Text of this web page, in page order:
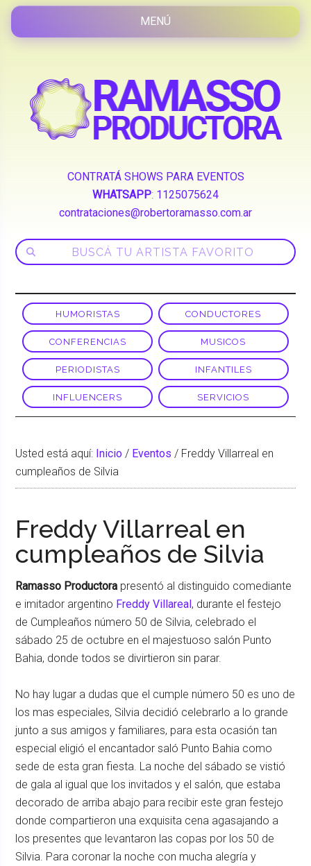
CONTRATÁ SHOWS PARA EVENTOS
WHATSAPP: 1125075624
contrataciones@robertoramasso.com.ar
HUMORISTAS CONDUCTORES
CONFERENCIAS MUSICOS
PERIODISTAS INFANTILES
INFLUENCERS SERVICIOS
Usted está aquí: Inicio / Eventos / Freddy Villarreal en
cumpleaños de Silvia
Freddy Villarreal en
cumpleaños de Silvia
Ramasso Productora presentó al distinguido comediante
e imitador argentino Freddy Villareal, durante el festejo
de Cumpleaños número 50 de Silvia, celebrado el
sábado 25 de octubre en el majestuoso salón Punto
Bahia, donde todos se divirtieron sin parar.
No hay lugar a dudas que el cumple número 50 es uno de
los mas especiales, Silvia decidió celebrarlo a lo grande
junto a sus amigos y familiares, para esta ocasión tan
especial eligió el encantador saló Punto Bahia como
sede de esta gran fiesta. La noche del sábado se vistió
de gala al igual que los invitados y el salón, que estaba
decorado de arriba abajo para recibir este gran festejo
donde compartieron una exquisita cena agasajando a
los presentes que levantaron las copas por los 50 de
Silvia. Para coronar la noche con mucha alegría y